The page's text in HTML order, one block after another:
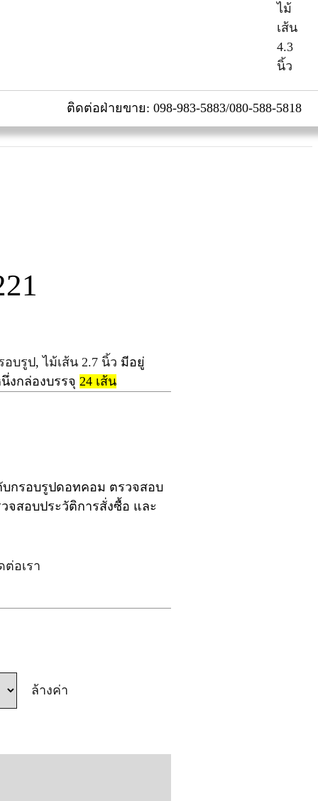
ไม้
เส้น
4.3
นิ้ว
ติดต่อฝ่ายขาย: 098-983-5883/080-588-5818
อบรูป,ไม้เส้น 2.7 นิ้ว มีอยู่
งกล่องบรรจุ24 เส้น
กรอบรูปดอทคอม ตรวจสอบ
สอบประวัติการสั่งซื้อ และ
ต่อเรา
ล้างค่า